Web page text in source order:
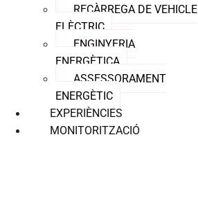
RECÀRREGA DE VEHICLE
ELÈCTRIC
ENGINYERIA
ENERGÈTICA
ASSESSORAMENT
ENERGÈTIC
EXPERIÈNCIES
MONITORITZACIÓ